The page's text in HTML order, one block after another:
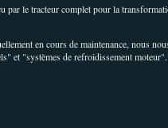
par le tracteur complet pour la
en cours de maintenance, nous
et "systèmes de refroidissement